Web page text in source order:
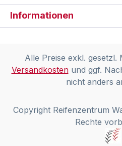
Informationen
Alle Preise exkl.
Versandkostenund ggf.
nicht anders
Copyright Reifenzentrum
Rechte